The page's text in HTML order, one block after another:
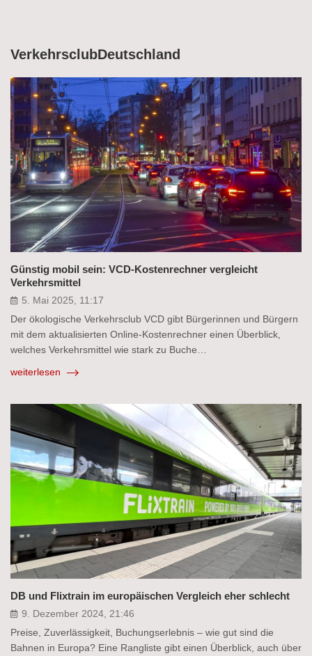
VerkehrsclubDeutschland
Günstig mobil sein: VCD-Kostenrechner vergleicht
Verkehrsmittel
5. Mai 2025, 11:17
Der ökologische Verkehrsclub VCD gibt Bürgerinnen und Bürgern
mit dem aktualisierten Online-Kostenrechner einen Überblick,
welches Verkehrsmittel wie stark zu Buche…
weiterlesen
DB und Flixtrain im europäischen Vergleich eher schlecht
9. Dezember 2024, 21:46
Preise, Zuverlässigkeit, Buchungserlebnis – wie gut sind die
Bahnen in Europa? Eine Rangliste gibt einen Überblick, auch über